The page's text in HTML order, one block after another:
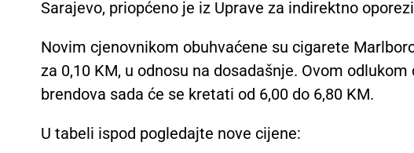
Sarajevo, priopćeno je iz Uprave za indirektno
Novim cjenovnikom obuhvaćene su cigarete
za 0,10 KM, u odnosu na dosadašnje. Ovom
brendova sada će se kretati od 6,00 do 6,80 KM.
U tabeli ispod pogledajte nove cijene: